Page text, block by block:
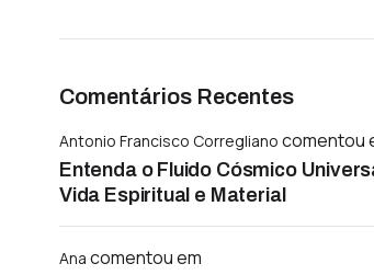
Comentários Recentes
Antonio Francisco Corregliano comentou
Entenda o Fluido Cósmico
Vida Espiritual e Material
Ana comentou em